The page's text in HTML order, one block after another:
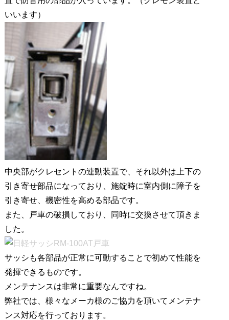
いいます）
中央部がクレセントの連動装置で、それ以外は上下の
引き寄せ部品になっており、施錠時に室内側に障子を
引き寄せ、機密性を高める部品です。
また、戸車の破損しており、同時に交換させて頂きま
した。
サッシも各部品が正常に可動することで初めて性能を
発揮できるものです。
メンテナンスは非常に重要なんですね。
弊社では、様々なメーカ様のご協力を頂いてメンテナ
ンス対応を行っております。